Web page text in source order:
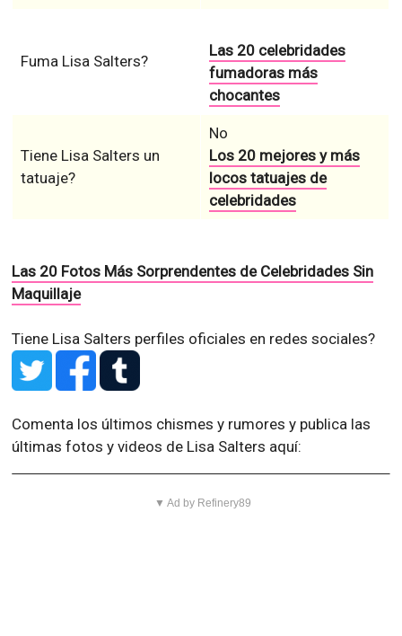
Fuma Lisa Salters?
Las 20 celebridades
fumadoras más
chocantes
Tiene Lisa Salters un
tatuaje?
No
Los 20 mejores y más
locos tatuajes de
celebridades
Las 20 Fotos Más Sorprendentes de Celebridades Sin
Maquillaje
Tiene Lisa Salters perfiles oficiales en redes sociales?
Comenta los últimos chismes y rumores y publica las
últimas fotos y videos de Lisa Salters aquí:
▼ Ad by Refinery89